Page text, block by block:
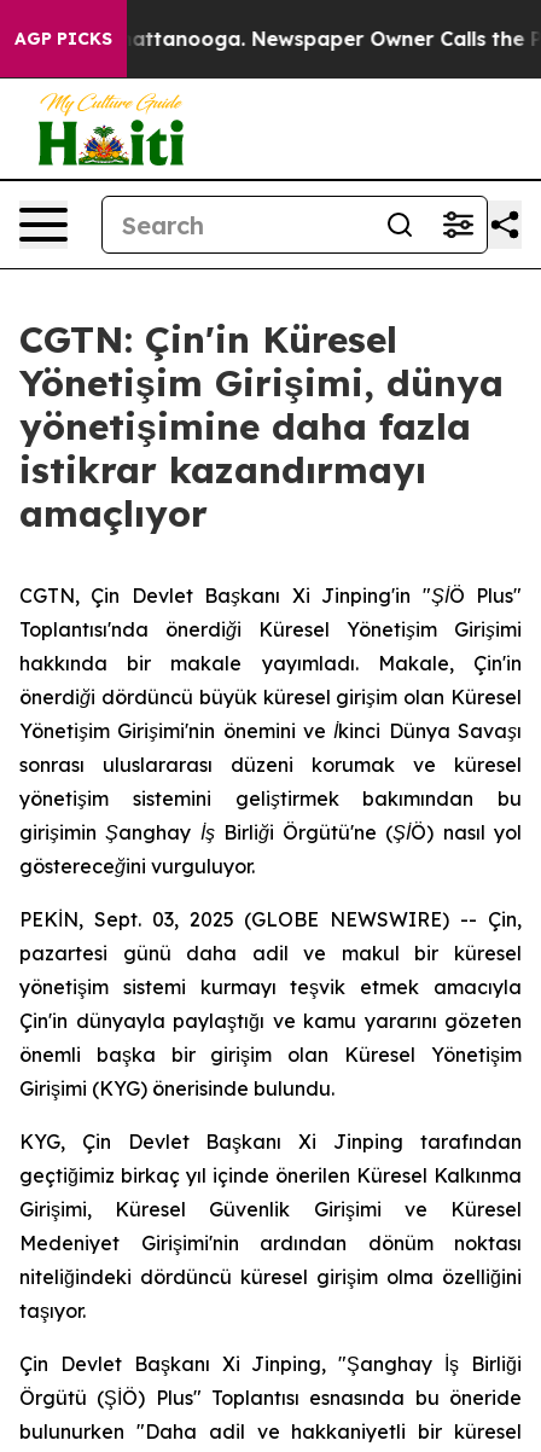
AGP PICKS
in Chattanooga. Newspaper Owner Calls the
CGTN: Çin'in Küresel
Yönetişim Girişimi, dünya
yönetişimine daha fazla
istikrar kazandırmayı
amaçlıyor
CGTN, Çin Devlet Başkanı Xi Jinping'in "ŞİÖ Plus"
Toplantısı'nda önerdiği Küresel Yönetişim Girişimi
hakkında bir makale yayımladı. Makale, Çin'in
önerdiği dördüncü büyük küresel girişim olan Küresel
Yönetişim Girişimi'nin önemini ve İkinci Dünya Savaşı
sonrası uluslararası düzeni korumak ve küresel
yönetişim sistemini geliştirmek bakımından bu
girişimin Şanghay İş Birliği Örgütü'ne (ŞİÖ) nasıl yol
göstereceğini vurguluyor.
PEKİN, Sept. 03, 2025 (GLOBE NEWSWIRE) -- Çin,
pazartesi günü daha adil ve makul bir küresel
yönetişim sistemi kurmayı teşvik etmek amacıyla
Çin'in dünyayla paylaştığı ve kamu yararını gözeten
önemli başka bir girişim olan Küresel Yönetişim
Girişimi (KYG) önerisinde bulundu.
KYG, Çin Devlet Başkanı Xi Jinping tarafından
geçtiğimiz birkaç yıl içinde önerilen Küresel Kalkınma
Girişimi, Küresel Güvenlik Girişimi ve Küresel
Medeniyet Girişimi'nin ardından dönüm noktası
niteliğindeki dördüncü küresel girişim olma özelliğini
taşıyor.
Çin Devlet Başkanı Xi Jinping, "Şanghay İş Birliği
Örgütü (ŞİÖ) Plus" Toplantısı esnasında bu öneride
bulunurken "Daha adil ve hakkaniyetli bir küresel